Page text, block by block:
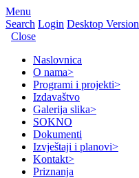
Menu
Search Login Desktop Version
Close
Naslovnica
O nama>
Programi i projekti>
Izdavaštvo
Galerija slika>
SOKNO
Dokumenti
Izvještaji i planovi>
Kontakt>
Priznanja